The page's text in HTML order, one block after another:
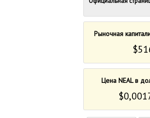
Рыночная
Цена NEAL в